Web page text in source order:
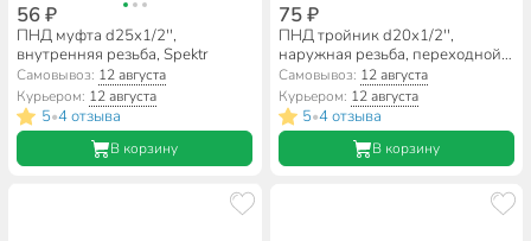
56 ₽
ПНД муфта d25х1/2'',
внутренняя резьба, Spektr
Самовывоз: 12 августа
Курьером: 12 августа
5•4 отзыва
В корзину
75 ₽
ПНД тройник d20х1/2'',
наружная резьба, переходной,
Valfex
Самовывоз: 12 августа
Курьером: 12 августа
5•4 отзыва
В корзину